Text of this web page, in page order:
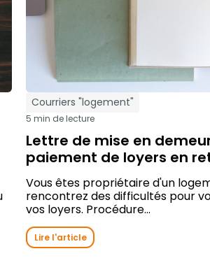
Courriers "logement"
5 min de lecture
Lettre de mise en
paiement de loyers en
Vous êtes propriétaire d'un
rencontrez des difficultés pour
vos loyers. Procédure...
Lire l'article